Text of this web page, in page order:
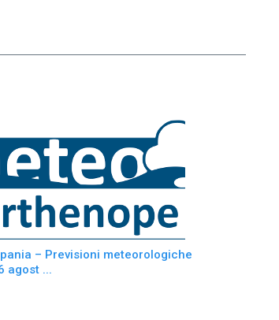
– Previsioni meteorologiche
agost ...